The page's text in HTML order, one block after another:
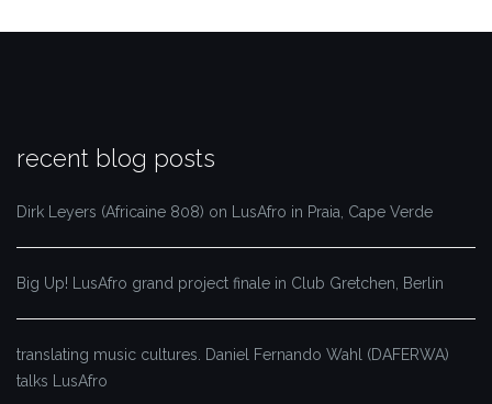
recent blog posts
Dirk Leyers (Africaine 808) on LusAfro in Praia, Cape Verde
Big Up! LusAfro grand project finale in Club Gretchen, Berlin
translating music cultures. Daniel Fernando Wahl (DAFERWA)
talks LusAfro